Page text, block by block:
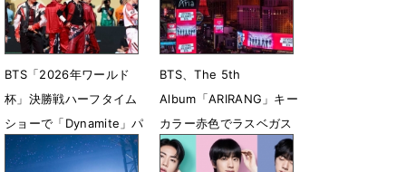
BTS「2026年ワールド
杯」決勝戦ハーフタイム
ショーで「Dynamite」パ
フォ
BTS、The 5th
Album「ARIRANG」キー
カラー赤色でラスベガス
全域を席巻